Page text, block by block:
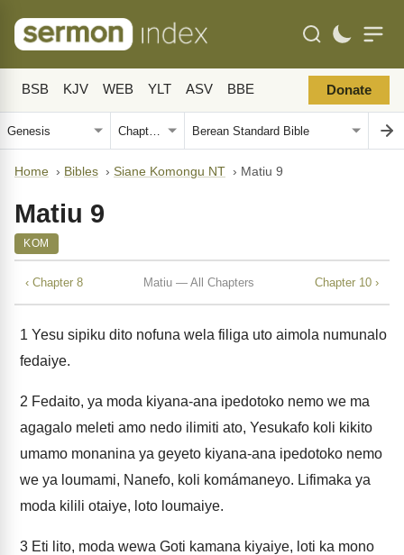
BSB KJV WEB YLT ASV BBE Donate
Home › Bibles › Siane Komongu NT › Matiu 9
Matiu 9
KOM
‹ Chapter 8 Matiu — All Chapters Chapter 10 ›
1 Yesu sipiku dito nofuna wela filiga uto aimola numunalo
fedaiye.
2 Fedaito, ya moda kiyana-ana ipedotoko nemo we ma
agagalo meleti amo nedo ilimiti ato, Yesukafo koli kikito
umamo monanina ya geyeto kiyana-ana ipedotoko nemo
we ya loumami, Nanefo, koli komámaneyo. Lifimaka ya
moda kilili otaiye, loto loumaiye.
3 Eti lito, moda wewa Goti kamana kiyaiye, loti ka mono